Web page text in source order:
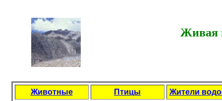
Живая
Животные Птицы Жители